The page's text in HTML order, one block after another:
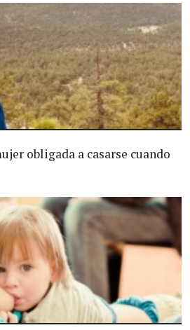
obligada a casarse cuando